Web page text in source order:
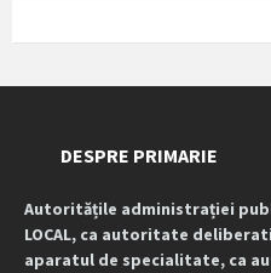
DESPRE PRIMARIE
Autoritățile administrației
LOCAL, ca autoritate
aparatul de specialitate, ca